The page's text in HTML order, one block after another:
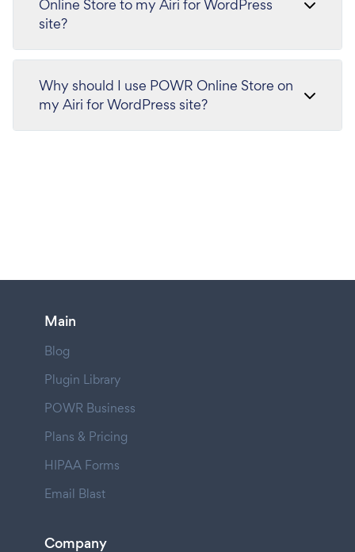
Online Store to my Airi for WordPress
site?
Why should I use POWR Online Store on
my Airi for WordPress site?
Main
Blog
Plugin Library
POWR Business
Plans & Pricing
HIPAA Forms
Email Blast
Company